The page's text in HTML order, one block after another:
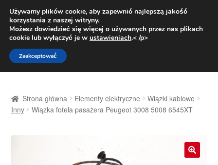
DOSTAWA od 31 zł
Pn.-pt. 9:00-16:00800 003 167
Przejdź
do
nawigacji
Przejdź
do
treści
Dostawa
Strona główna Elementy elektryczne
Wiązki kablowe
Inny
Wiązka fotela pasażera Peugeot 3008 5008 6545XT
Używamy plików cookie, aby zapewnić najlepszą jakość
korzystania z naszej witryny.
Możesz dowiedzieć się więcej o używanych przez nas plikach
cookie lub wyłączyć je w ustawieniach.< /p>
Zaakceptować